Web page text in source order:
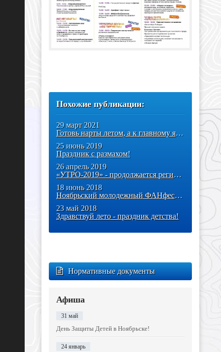
Похожие публикации:
29 март 2021
Готовь нарты летом, а к главному ямальскому этнособытию готовься уже
25 июнь 2019
Праздник с размахом!
26 апрель 2019
«УТРО-2019» - продолжается регистрация
18 июнь 2018
Ноябрьский молодежный ФАНфестиваль
23 май 2018
Здравствуй лето - праздник детства!
Нормативные документы
Афиша
31 май
День Защиты Детей в Ноябрьске!
24 январь